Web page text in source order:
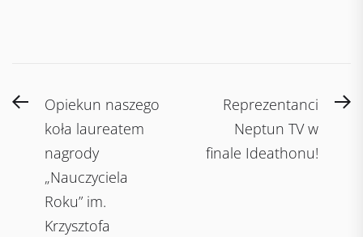
Post
navigation
PreviousOpiekun naszego
koła laureatem
nagrody
„Nauczyciela
Roku” im.
Krzysztofa
Reprezentanci
Neptun TV w
finale Ideathonu!